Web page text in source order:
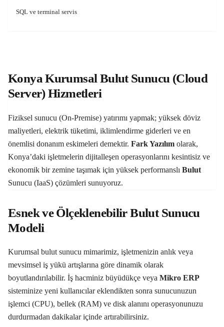
SQL ve terminal servis
Konya Kurumsal Bulut Sunucu (Cloud
Server) Hizmetleri
Fiziksel sunucu (On-Premise) yatırımı yapmak; yüksek döviz
maliyetleri, elektrik tüketimi, iklimlendirme giderleri ve en
önemlisi donanım eskimeleri demektir. Fark Yazılım olarak,
Konya’daki işletmelerin dijitalleşen operasyonlarını kesintisiz ve
ekonomik bir zemine taşımak için yüksek performanslı Bulut
Sunucu (IaaS) çözümleri sunuyoruz.
Esnek ve Ölçeklenebilir Bulut Sunucu
Modeli
Kurumsal bulut sunucu mimarimiz, işletmenizin anlık veya
mevsimsel iş yükü artışlarına göre dinamik olarak
boyutlandırılabilir. İş hacminiz büyüdükçe veya Mikro ERP
sisteminize yeni kullanıcılar eklendikten sonra sunucunuzun
işlemci (CPU), bellek (RAM) ve disk alanını operasyonunuzu
durdurmadan dakikalar içinde artırabilirsiniz.